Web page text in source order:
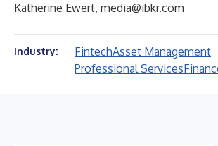
Katherine Ewert, media@ibkr.com
Industry: FintechAsset Management
Professional Services